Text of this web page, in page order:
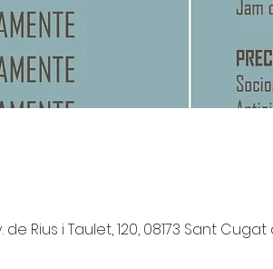
Rius i Taulet, 120, 08173 Sant